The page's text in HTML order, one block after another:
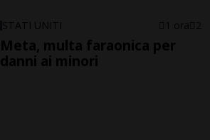
STATI UNITI 1 ora 2
Meta, multa faraonica per
danni ai minori